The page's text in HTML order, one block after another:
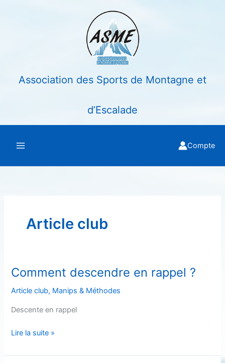
Association des Sports de Montagne et
d’Escalade
Compte
Article club
Comment descendre en rappel ?
Article club, Manips & Méthodes
Descente en rappel
Comment
en
Lire la suite »